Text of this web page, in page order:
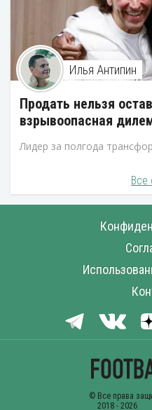
Илья Антипин
Продать нельзя
взрывоопасная
Лидер за полгода
Все